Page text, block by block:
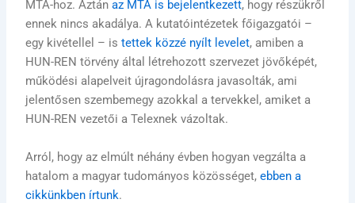
MTA-hoz. Aztánaz MTA is bejelentkezett, hogy részükről
ennek nincs akadálya. A kutatóintézetek főigazgatói –
egy kivétellel – istettek közzé nyílt levelet, amiben a
HUN-REN törvény által létrehozott szervezet jövőképét,
működési alapelveit újragondolásra javasolták, ami
jelentősen szembemegy azokkal a tervekkel, amiket a
HUN-REN vezetői a Telexnek vázoltak.
Arról, hogy az elmúlt néhány évben hogyan vegzálta a
hatalom a magyar tudományos közösséget,ebben a
cikkünkben írtunk.